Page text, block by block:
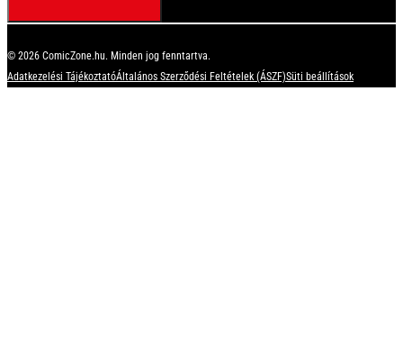
© 2026 ComicZone.hu. Minden jog fenntartva.
Adatkezelési TájékoztatóÁltalános Szerződési Feltételek (ÁSZF)Süti beállítások